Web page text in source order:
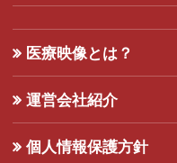
医療映像とは？
運営会社紹介
個人情報保護方針